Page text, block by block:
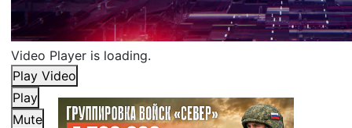
Video Player is loading.
Play Video
Play
Mute